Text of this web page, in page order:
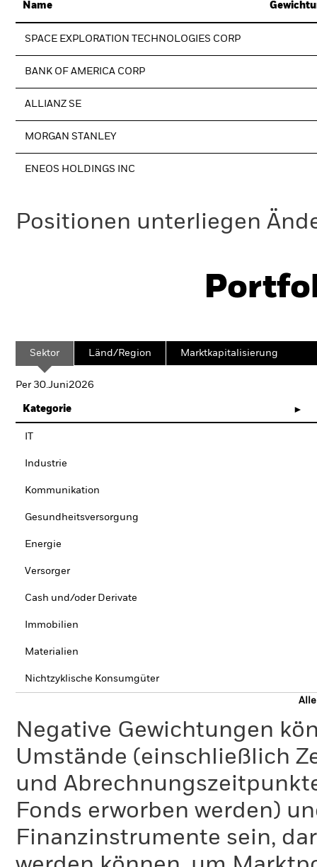
Name
SPACE EXPLORATION TECHNOLOGIES CORP
BANK OF AMERICA CORP
ALLIANZ SE
MORGAN STANLEY
ENEOS HOLDINGS INC
Positionen unterliegen
Sektor Länd/Region Marktkapitalisierung
Per 30.Juni2026
Kategorie
Industrie
Kommunikation
Gesundheitsversorgung
Energie
Versorger
Cash und/oder Derivate
Immobilien
Materialien
Nichtzyklische Konsumgüter
Negative Gewichtungen
Umstände (einschließlich
und
Fonds erworben werden)
Finanzinstrumente sein,